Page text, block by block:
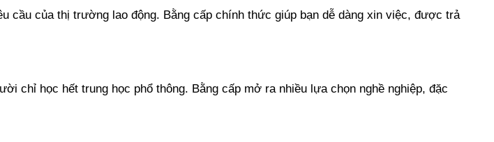
của thị trường lao động. Bằng cấp chính thức giúp bạn dễ dàng xin việc, được trả
chỉ học hết trung học phổ thông. Bằng cấp mở ra nhiều lựa chọn nghề nghiệp, đặc